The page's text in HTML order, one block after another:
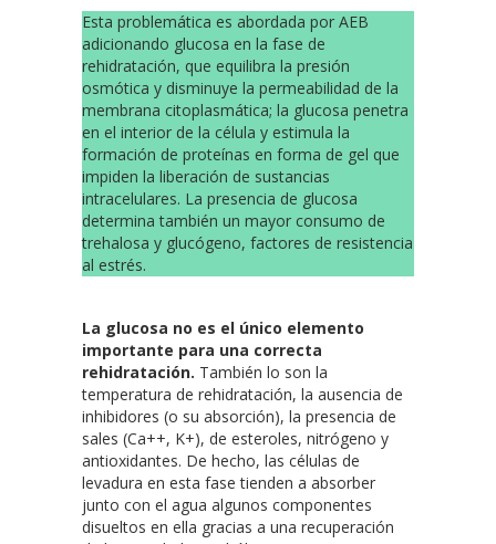
Esta problemática es abordada por AEB
adicionando glucosa en la fase de
rehidratación, que equilibra la presión
osmótica y disminuye la permeabilidad de la
membrana citoplasmática; la glucosa penetra
en el interior de la célula y estimula la
formación de proteínas en forma de gel que
impiden la liberación de sustancias
intracelulares. La presencia de glucosa
determina también un mayor consumo de
trehalosa y glucógeno, factores de resistencia
al estrés.
La glucosa no es el único elemento
importante para una correcta
rehidratación. También lo son la
temperatura de rehidratación, la ausencia de
inhibidores (o su absorción), la presencia de
sales (Ca++, K+), de esteroles, nitrógeno y
antioxidantes. De hecho, las células de
levadura en esta fase tienden a absorber
junto con el agua algunos componentes
disueltos en ella gracias a una recuperación